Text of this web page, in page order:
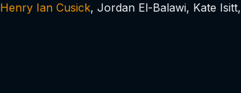
Henry Ian Cusick, Jordan El-Balawi, Kate Isitt,